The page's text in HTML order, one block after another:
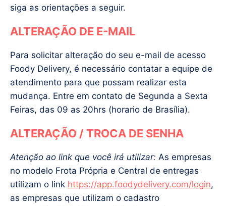
siga as orientações a seguir.
ALTERAÇÃO DE E-MAIL
Para solicitar alteração do seu e-mail de acesso
Foody Delivery, é necessário contatar a equipe de
atendimento para que possam realizar esta
mudança. Entre em contato de Segunda a Sexta
Feiras, das 09 as 20hrs (horario de Brasília).
ALTERAÇÃO / TROCA DE SENHA
Atenção ao link que você irá utilizar: As empresas
no modelo Frota Própria e Central de entregas
utilizam o link https://app.foodydelivery.com/login,
as empresas que utilizam o cadastro